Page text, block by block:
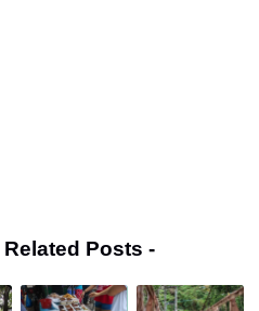
Related Posts -